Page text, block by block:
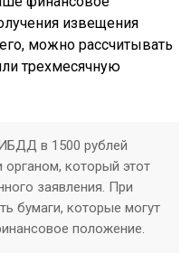
извещения
можно рассчитывать
трехмесячную
в 1500 рублей
который этот
заявления. При
бумаги, которые могут
положение.